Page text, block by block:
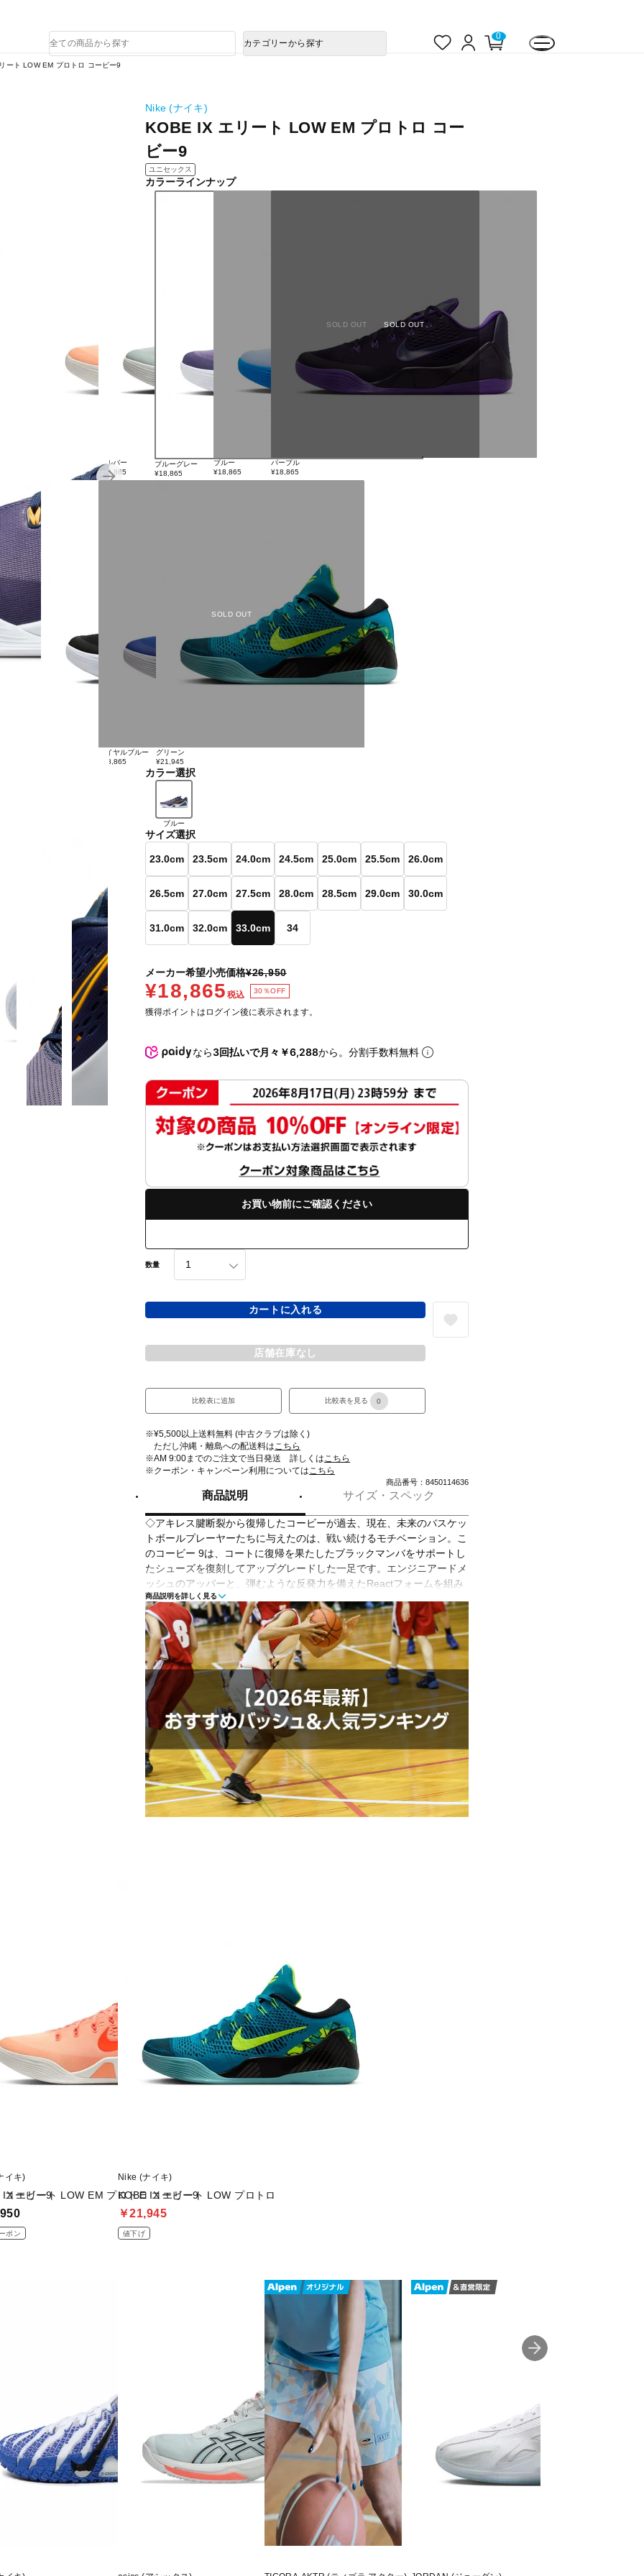
ロ
0
品
検
索
カテゴリーから探す
ート LOW EM プロトロ コービー9
Nike (ナイキ)
KOBE IX エリート LOW EM プロトロ コー
ビー9
ユニセックス
カラーラインナップ
シルバー
¥18,865
ブルーグレー
¥18,865
SOLD OUT
ブルー
¥18,865
SOLD OUT
パープル
¥18,865
SOLD OUT
ロイヤルブルー
¥18,865
グリーン
¥21,945
カラー選択
ブルー
サイズ選択
23.0cm 23.5cm 24.0cm 24.5cm 25.0cm 25.5cm 26.0cm
26.5cm 27.0cm 27.5cm 28.0cm 28.5cm 29.0cm 30.0cm
31.0cm 32.0cm 33.0cm 34
メーカー希望小売価格¥26,950
¥18,865 税込 30％OFF
獲得ポイントはログイン後に表示されます。
なら3回払いで月々￥6,288から。分割手数料無料
お買い物前にご確認ください
数量
カートに入れる
店舗在庫なし
比較表に追加 比較表を見る 0
※¥5,500以上送料無料 (中古クラブは除く)
ただし沖縄・離島への配送料はこちら
※AM 9:00までのご注文で当日発送 詳しくはこちら
※クーポン・キャンペーン利用についてはこちら
商品番号：8450114636
商品説明 サイズ・スペック
◇アキレス腱断裂から復帰したコービーが過去、現在、未来のバスケッ
トボールプレーヤーたちに与えたのは、戦い続けるモチベーション。こ
のコービー 9は、コートに復帰を果たしたブラックマンバをサポートし
たシューズを復刻してアップグレードした一足です。エンジニアードメ
ッシュのアッパーと、弾むような反発力を備えたReactフォームを組み
合わせ、コービーの傑作ローカットシューズを進化させました。
◇エンジニアードメッシュで通気性を確保。
◇シューレースを結ぶと、シューレースと一体化したケーブルにより、
足中央部にしっかりとフィット。
◇カーボンファイバー製のヒールは丈夫で軽く、横方向の安定性を発
揮。
◇Nike Reactフォームの取り外し可能なソックライナーが高反発のクッ
ショニングを提供。足とコートの一体感を生み出します。
◇圧力マッピングを利用してデザインされたミニマルなラバーアウトソ
ールが、耐久性に優れたトラクションを発揮。足の自然な曲線にぴった
※ブランドやシリーズによっては甲高や幅等小さめに作られていること
があります。あくまで目安としてご判断ください。
■メーカー型番：IH1401401
商品説明を詳しく見る
コービー9
イキ)
IX エリート LOW EM プロトロ コービー9
ポン
Nike (ナイキ)
KOBE IX エリート LOW プロトロ
￥21,945
値下げ